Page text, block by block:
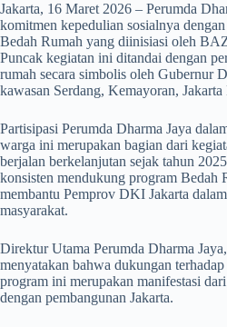
Jakarta, 16 Maret 2026 – Perumda
komitmen kepedulian sosialnya
Bedah Rumah yang diinisiasi oleh
Puncak kegiatan ini ditandai dengan
rumah secara simbolis oleh Gubernur
kawasan Serdang, Kemayoran, Jakarta
Partisipasi Perumda Dharma Jaya
warga ini merupakan bagian dari
berjalan berkelanjutan sejak tahun
konsisten mendukung program Bedah
membantu Pemprov DKI Jakarta
masyarakat.
Direktur Utama Perumda Dharma
menyatakan bahwa dukungan
program ini merupakan manifestasi
dengan pembangunan Jakarta.